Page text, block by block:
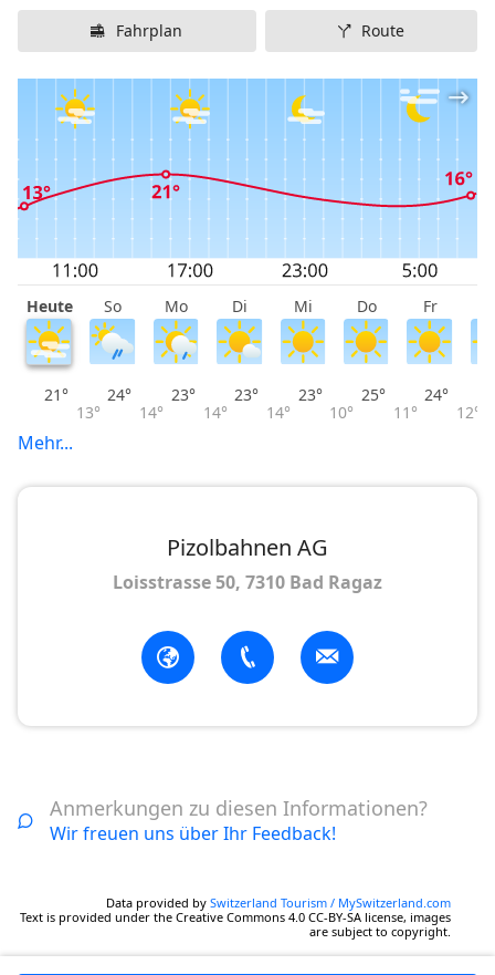
Fahrplan Route
Heute So Mo Di Mi Do Fr
21°
13°
24°
14°
23°
14°
23°
14°
23°
10°
25°
11°
24°
12°
Mehr...
Pizolbahnen AG
Loisstrasse 50, 7310 Bad Ragaz
Anmerkungen zu diesen Informationen?
Wir freuen uns über Ihr Feedback!
Data provided by Switzerland Tourism / MySwitzerland.com
Text is provided under the Creative Commons 4.0 CC-BY-SA license, images
are subject to copyright.